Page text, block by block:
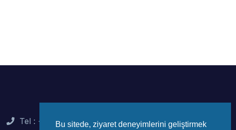
Tel : +90 (312) 442 82 78
Bu sitede, ziyaret deneyimlerini geliştirmek